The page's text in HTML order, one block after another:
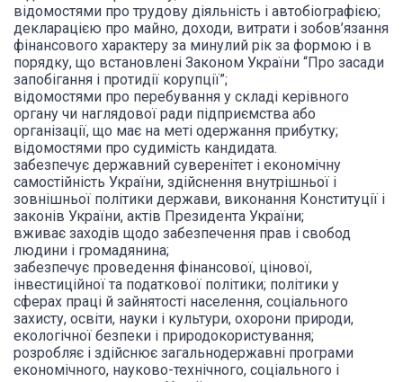
відомостями про трудову діяльність і автобіографією;
декларацією про майно, доходи, витрати і зобов’язання
фінансового характеру за минулий рік за формою і в
порядку, що встановлені Законом України “Про засади
запобігання і протидії корупції”;
відомостями про перебування у складі керівного
органу чи наглядової ради підприємства або
організації, що має на меті одержання прибутку;
відомостями про судимість кандидата.
забезпечує державний суверенітет і економічну
самостійність України, здійснення внутрішньої і
зовнішньої політики держави, виконання Конституції і
законів України, актів Президента України;
вживає заходів щодо забезпечення прав і свобод
людини і громадянина;
забезпечує проведення фінансової, цінової,
інвестиційної та податкової політики; політики у
сферах праці й зайнятості населення, соціального
захисту, освіти, науки і культури, охорони природи,
екологічної безпеки і природокористування;
розробляє і здійснює загальнодержавні програми
економічного, науково-технічного, соціального і